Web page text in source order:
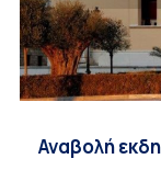
Αναβολή